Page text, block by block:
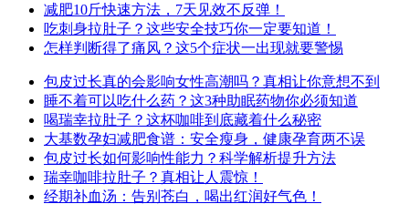
减肥10斤快速方法，7天见效不反弹！
吃刺身拉肚子？这些安全技巧你一定要知道！
怎样判断得了痛风？这5个症状一出现就要警惕
包皮过长真的会影响女性高潮吗？真相让你意想不到
睡不着可以吃什么药？这3种助眠药物你必须知道
喝瑞幸拉肚子？这杯咖啡到底藏着什么秘密
大基数孕妇减肥食谱：安全瘦身，健康孕育两不误
包皮过长如何影响性能力？科学解析提升方法
瑞幸咖啡拉肚子？真相让人震惊！
经期补血汤：告别苍白，喝出红润好气色！